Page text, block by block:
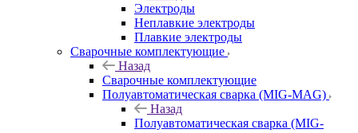
Электроды
Неплавкие электроды
Плавкие электроды
Сварочные комплектующие
Назад
Сварочные комплектующие
Полуавтоматическая сварка (MIG-MAG)
Назад
Полуавтоматическая сварка (MIG-